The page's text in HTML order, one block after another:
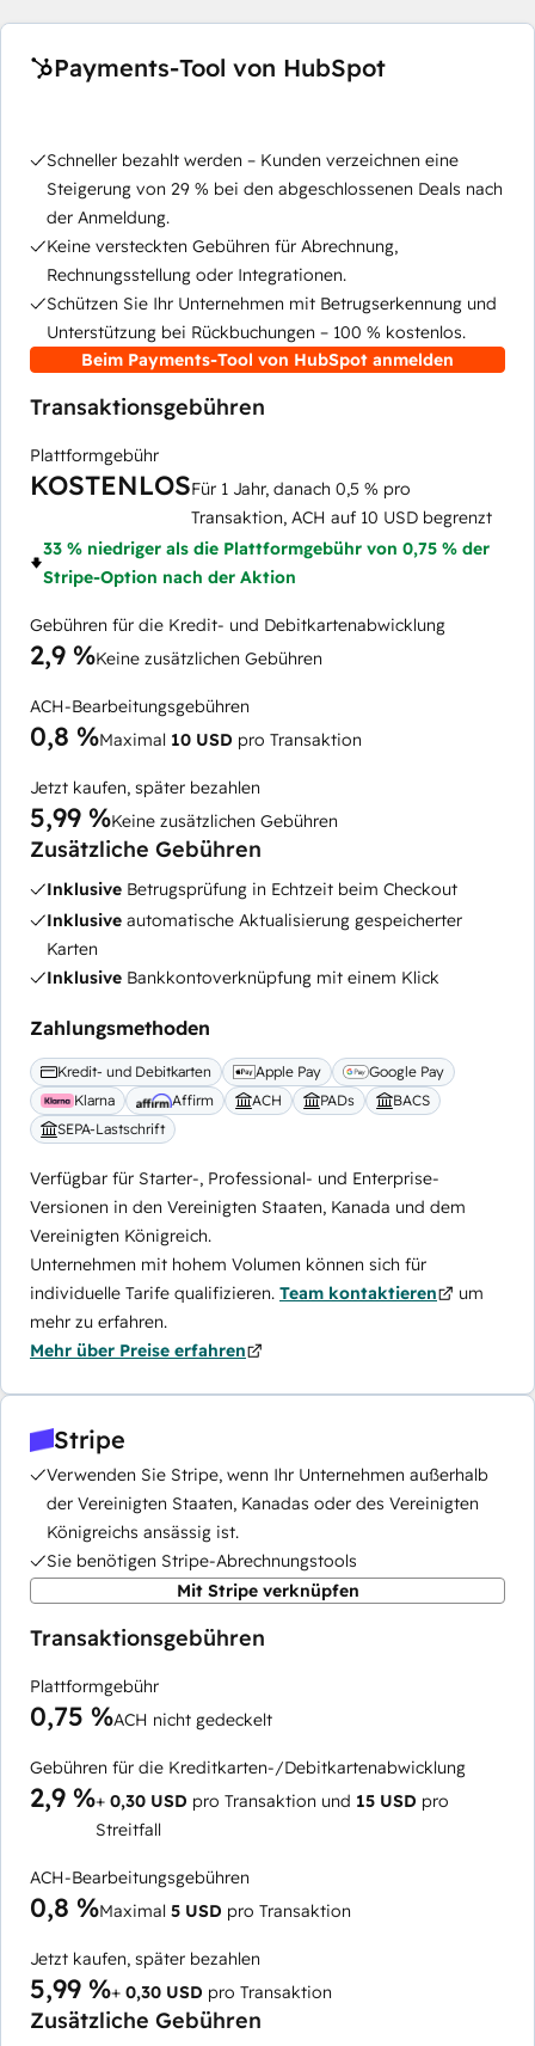
Payments-Tool von HubSpot
Schneller bezahlt werden – Kunden verzeichnen eine
Steigerung von 29 % bei den abgeschlossenen Deals nach
der Anmeldung.
Keine versteckten Gebühren für Abrechnung,
Rechnungsstellung oder Integrationen.
Schützen Sie Ihr Unternehmen mit Betrugserkennung und
Unterstützung bei Rückbuchungen – 100 % kostenlos.
Beim Payments-Tool von HubSpot anmelden
Transaktionsgebühren
Plattformgebühr
KOSTENLOSFür 1 Jahr, danach 0,5 % pro
Transaktion, ACH auf 10 USD begrenzt
33 % niedriger als die Plattformgebühr von 0,75 % der
Stripe-Option nach der Aktion
Gebühren für die Kredit- und Debitkartenabwicklung
2,9 %Keine zusätzlichen Gebühren
ACH-Bearbeitungsgebühren
0,8 %Maximal 10 USD pro Transaktion
Jetzt kaufen, später bezahlen
5,99 %Keine zusätzlichen Gebühren
Zusätzliche Gebühren
Inklusive Betrugsprüfung in Echtzeit beim Checkout
Inklusive automatische Aktualisierung gespeicherter
Karten
Inklusive Bankkontoverknüpfung mit einem Klick
Zahlungsmethoden
Kredit- und Debitkarten Apple Pay
Google Pay
Klarna
Affirm ACH PADs
BACS
SEPA-Lastschrift
Verfügbar für Starter-, Professional- und Enterprise-
Versionen in den Vereinigten Staaten, Kanada und dem
Vereinigten Königreich.
Unternehmen mit hohem Volumen können sich für
individuelle Tarife qualifizieren. Team kontaktieren
um
mehr zu erfahren.
Mehr über Preise erfahren
Stripe
Verwenden Sie Stripe, wenn Ihr Unternehmen außerhalb
der Vereinigten Staaten, Kanadas oder des Vereinigten
Königreichs ansässig ist.
Sie benötigen Stripe-Abrechnungstools
Mit Stripe verknüpfen
Transaktionsgebühren
Plattformgebühr
0,75 %ACH nicht gedeckelt
Gebühren für die Kreditkarten-/Debitkartenabwicklung
2,9 %+ 0,30 USD pro Transaktion und 15 USD pro
Streitfall
ACH-Bearbeitungsgebühren
0,8 %Maximal 5 USD pro Transaktion
Jetzt kaufen, später bezahlen
5,99 %+ 0,30 USD pro Transaktion
Zusätzliche Gebühren